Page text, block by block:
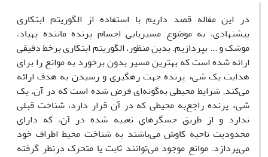
در این مقاله قصد داریم با استفاده از الگوریتم ابتکاری
پیشنهادی، به موضوع مسیریابی اجسام پرنده ماننده پهپاد،
موشک و ... بپردازیم. بدین منظور، الگوریتم ابتکاری برخط دقیقی
ارائه شده است که بهترین مسیر بدون برخورد به موانع را برای
هدایت یک شی‌ء پرنده جهت رهگیری و رسیدن به هدف ارائه
می‌کند. شرایط محیطی به‌گونه‌ای فرض شده است که در آن، یک
شی‌ء پرنده راجع‌به محیطی که در آن قرار دارد، شناخت قبلی
ندارد و از طریق حسگرهای تعبیه شده در آن، که دارای
محدودیت ناحیه کاوش می‌باشند به شناخت محیط اطراف خود
می‌پردازد. موانع موجود می‌توانند ثابت یا متحرک درنظر گرفته